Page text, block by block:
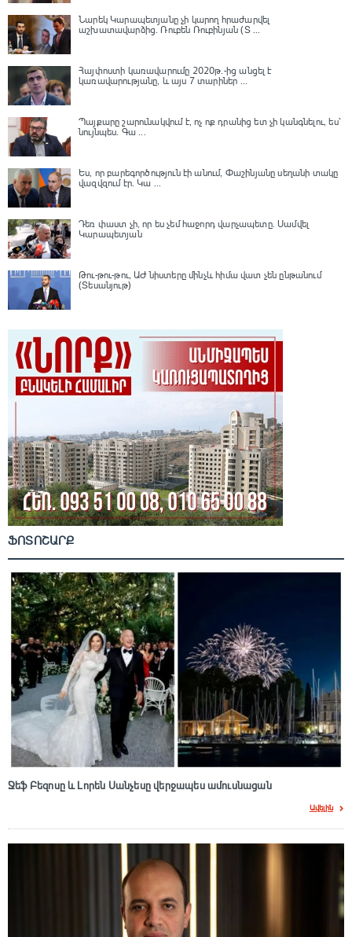
Նարեկ Կարապետյանը չի կարող հրաժարվել
աշխատավարձից. Ռուբեն Ռուբինյան (Տ ...
Հայփոստի կառավարումը 2020թ.-ից անցել է
կառավարությանը, և այս 7 տարիներ ...
Պայքարը շարունակվում է, ոչ ոք դրանից ետ չի կանգնելու, ես՝
նույնպես․ Գա ...
Ես, որ բարեգործություն էի անում, Փաշինյանը սեղանի տակը
վազվզում էր․ Կա ...
Դեռ փաստ չի, որ ես չեմ հաջորդ վարչապետը․ Սամվել
Կարապետյան
Թու-թու-թու, ԱԺ նիստերը մինչև հիմա վատ չեն ընթանում
(Տեսանյութ)
ՖՈՏՈՇԱՐՔ
Ջեֆ Բեզոսը և Լորեն Սանչեսը վերջապես ամուսնացան
Ավելին